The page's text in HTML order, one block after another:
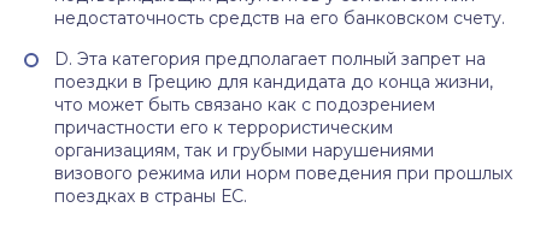
недостаточность средств на его банковском счету.
D. Эта категория предполагает полный запрет на
поездки в Грецию для кандидата до конца жизни,
что может быть связано как с подозрением
причастности его к террористическим
организациям, так и грубыми нарушениями
визового режима или норм поведения при прошлых
поездках в страны ЕС.